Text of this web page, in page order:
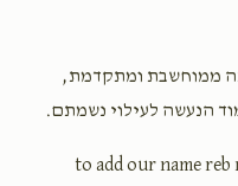
ממוחשבת ומתקדמת,
הנעשה לעילוי נשמתם.
to add our name reb